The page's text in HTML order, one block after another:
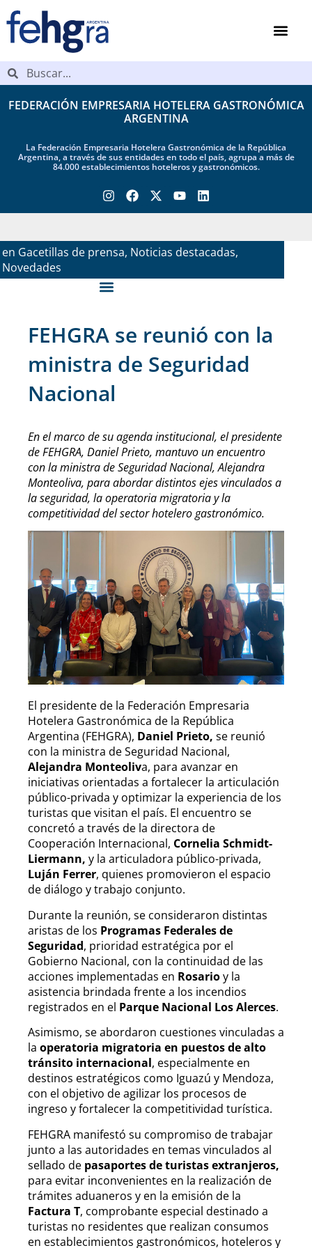
FEDERACIÓN EMPRESARIA HOTELERA GASTRONÓMICA
ARGENTINA
La Federación Empresaria Hotelera Gastronómica de la República
Argentina, a través de sus entidades en todo el país, agrupa a más de
84.000 establecimientos hoteleros y gastronómicos.
11 May, 2026
en Gacetillas de prensa, Noticias destacadas,
Novedades
FEHGRA se reunió con la
ministra de Seguridad
Nacional
En el marco de su agenda institucional, el presidente
de FEHGRA, Daniel Prieto, mantuvo un encuentro
con la ministra de Seguridad Nacional, Alejandra
Monteoliva, para abordar distintos ejes vinculados a
la seguridad, la operatoria migratoria y la
competitividad del sector hotelero gastronómico.
El presidente de la Federación Empresaria
Hotelera Gastronómica de la República
Argentina (FEHGRA), Daniel Prieto, se reunió
con la ministra de Seguridad Nacional,
Alejandra Monteoliva, para avanzar en
iniciativas orientadas a fortalecer la articulación
público-privada y optimizar la experiencia de los
turistas que visitan el país. El encuentro se
concretó a través de la directora de
Cooperación Internacional, Cornelia Schmidt-
Liermann, y la articuladora público-privada,
Luján Ferrer, quienes promovieron el espacio
de diálogo y trabajo conjunto.
Durante la reunión, se consideraron distintas
aristas de los Programas Federales de
Seguridad, prioridad estratégica por el
Gobierno Nacional, con la continuidad de las
acciones implementadas en Rosarioy la
asistencia brindada frente a los incendios
registrados en el Parque Nacional Los Alerces.
Asimismo, se abordaron cuestiones vinculadas a
la operatoria migratoria en puestos de alto
tránsito internacional, especialmente en
destinos estratégicos como Iguazú y Mendoza,
con el objetivo de agilizar los procesos de
ingreso y fortalecer la competitividad turística.
FEHGRA manifestó su compromiso de trabajar
junto a las autoridades en temas vinculados al
sellado de pasaportes de turistas extranjeros,
para evitar inconvenientes en la realización de
trámites aduaneros y en la emisión de la
Factura T, comprobante especial destinado a
turistas no residentes que realizan consumos
en establecimientos gastronómicos, hoteleros y